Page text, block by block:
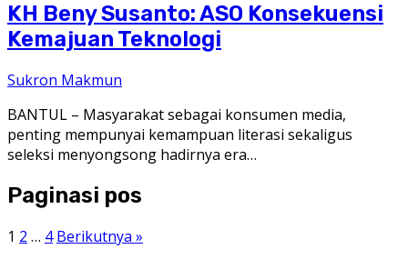
KH Beny Susanto: ASO Konsekuensi
Kemajuan Teknologi
Sukron Makmun
BANTUL – Masyarakat sebagai konsumen media,
penting mempunyai kemampuan literasi sekaligus
seleksi menyongsong hadirnya era…
Paginasi pos
1 2 … 4 Berikutnya »